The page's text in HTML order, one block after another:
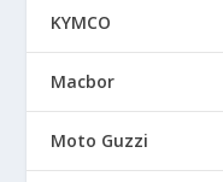
KYMCO
Macbor
Moto Guzzi